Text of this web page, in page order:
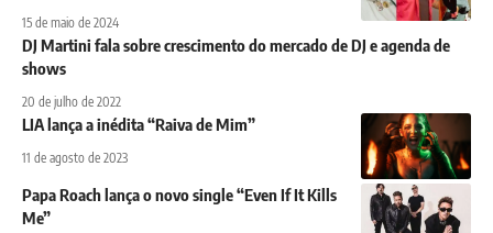
15 de maio de 2024
DJ Martini fala sobre crescimento do mercado de DJ e agenda de
shows
20 de julho de 2022
LIA lança a inédita “Raiva de Mim”
11 de agosto de 2023
Papa Roach lança o novo single “Even If It Kills
Me”